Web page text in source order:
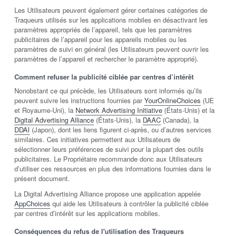
Les Utilisateurs peuvent également gérer certaines catégories de
Traqueurs utilisés sur les applications mobiles en désactivant les
paramètres appropriés de l’appareil, tels que les paramètres
publicitaires de l’appareil pour les appareils mobiles ou les
paramètres de suivi en général (les Utilisateurs peuvent ouvrir les
paramètres de l’appareil et rechercher le paramètre approprié).
Comment refuser la publicité ciblée par centres d’intérêt
Nonobstant ce qui précède, les Utilisateurs sont informés qu’ils
peuvent suivre les instructions fournies parYourOnlineChoices (UE
et Royaume-Uni), la Network Advertising Initiative (États-Unis) et la
Digital Advertising Alliance (États-Unis), la DAAC (Canada), la
DDAI (Japon), dont les liens figurent ci-après, ou d’autres services
similaires. Ces initiatives permettent aux Utilisateurs de
sélectionner leurs préférences de suivi pour la plupart des outils
publicitaires. Le Propriétaire recommande donc aux Utilisateurs
d’utiliser ces ressources en plus des informations fournies dans le
présent document.
La Digital Advertising Alliance propose une application appelée
AppChoices qui aide les Utilisateurs à contrôler la publicité ciblée
par centres d’intérêt sur les applications mobiles.
Conséquences du refus de l'utilisation des Traqueurs